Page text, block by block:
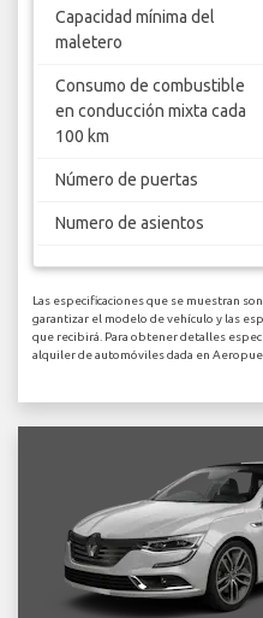
Capacidad mínima del
maletero
Consumo de combustible
en conducción mixta cada
100 km
Número de puertas
Numero de asientos
Las especificaciones que se muestran
garantizar el modelo de vehículo y las
que recibirá. Para obtener detalles
alquiler de automóviles dada en